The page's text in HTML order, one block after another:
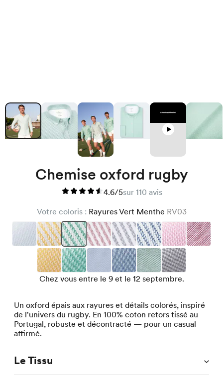
Chemise oxford rugby
4.6/5sur 110 avis
Votre coloris : Rayures Vert Menthe RV03
Chez vous entre le 9 et le 12 septembre.
Un oxford épais aux rayures et détails colorés, inspiré
de l'univers du rugby. En 100% coton retors tissé au
Portugal, robuste et décontracté — pour un casual
affirmé.
Le Tissu